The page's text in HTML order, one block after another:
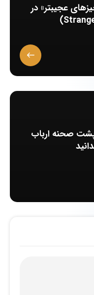
عجیبتر» در
پشت صحنه ارباب